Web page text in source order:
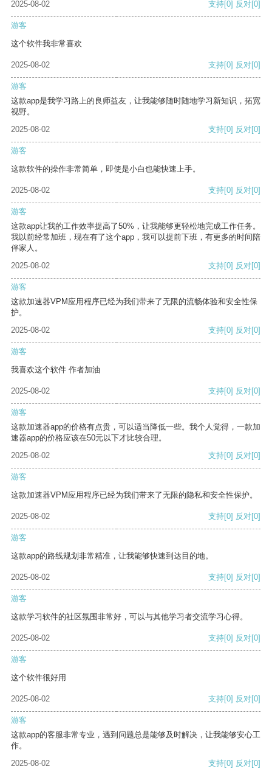
2025-08-02 支持[0] 反对[0]
游客
这个软件我非常喜欢
2025-08-02 支持[0] 反对[0]
游客
这款app是我学习路上的良师益友，让我能够随时随地学习新知识，拓宽
视野。
2025-08-02
支持[0] 反对[0]
游客
这款软件的操作非常简单，即使是小白也能快速上手。
2025-08-02 支持[0] 反对[0]
游客
这款app让我的工作效率提高了50%，让我能够更轻松地完成工作任务。
我以前经常加班，现在有了这个app，我可以提前下班，有更多的时间陪
伴家人。
2025-08-02
支持[0] 反对[0]
游客
这款加速器VPM应用程序已经为我们带来了无限的流畅体验和安全性保
护。
2025-08-02
支持[0] 反对[0]
游客
我喜欢这个软件 作者加油
2025-08-02 支持[0] 反对[0]
游客
这款加速器app的价格有点贵，可以适当降低一些。我个人觉得，一款加
速器app的价格应该在50元以下才比较合理。
2025-08-02
支持[0] 反对[0]
游客
这款加速器VPM应用程序已经为我们带来了无限的隐私和安全性保护。
2025-08-02 支持[0] 反对[0]
游客
这款app的路线规划非常精准，让我能够快速到达目的地。
2025-08-02 支持[0] 反对[0]
游客
这款学习软件的社区氛围非常好，可以与其他学习者交流学习心得。
2025-08-02 支持[0] 反对[0]
游客
这个软件很好用
2025-08-02 支持[0] 反对[0]
游客
这款app的客服非常专业，遇到问题总是能够及时解决，让我能够安心工
作。
2025-08-02
支持[0] 反对[0]